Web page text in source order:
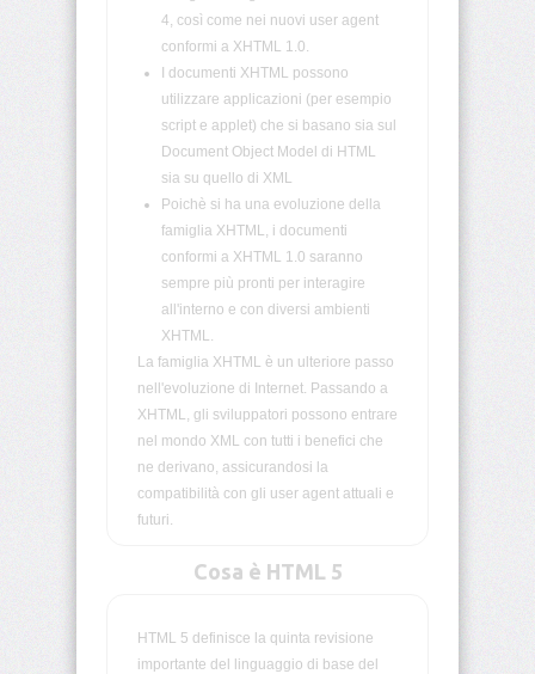
4, così come nei nuovi user agent
conformi a XHTML 1.0.
I documenti XHTML possono
utilizzare applicazioni (per esempio
script e applet) che si basano sia sul
Document Object Model di HTML
sia su quello di XML
Poichè si ha una evoluzione della
famiglia XHTML, i documenti
conformi a XHTML 1.0 saranno
sempre più pronti per interagire
all'interno e con diversi ambienti
XHTML.
La famiglia XHTML è un ulteriore passo
nell'evoluzione di Internet. Passando a
XHTML, gli sviluppatori possono entrare
nel mondo XML con tutti i benefici che
ne derivano, assicurandosi la
compatibilità con gli user agent attuali e
futuri.
Cosa è HTML 5
HTML 5 definisce la quinta revisione
importante del linguaggio di base del